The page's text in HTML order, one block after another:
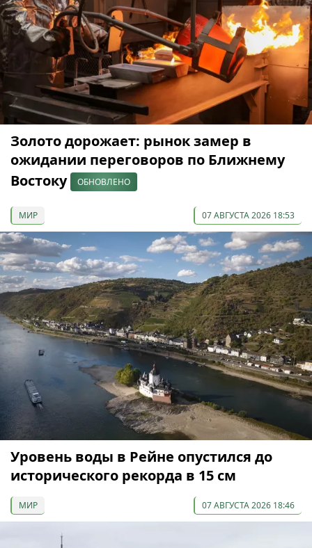
Золото дорожает: рынок замер в
ожидании переговоров по Ближнему
Востоку
ОБНОВЛЕНО
МИР 07 АВГУСТА 2026 18:53
Уровень воды в Рейне опустился до
исторического рекорда в 15 см
МИР 07 АВГУСТА 2026 18:46